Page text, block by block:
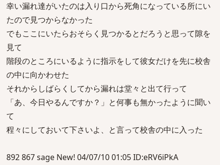
幸い漏れ達がいたのは入り口から死角になっている所にい
たので見つからなかった
でもここにいたらおそらく見つかるとだろうと思って隙を
見て
階段のところにいるように指示をして彼女だけを先に校舎
の中に向かわせた
それからしばらくしてから漏れは堂々と出て行って
「あ、今日やるんですか？」と何事も無かったように聞い
て
程々にしておいて下さいよ、と言って校舎の中に入った
892 867 sage New! 04/07/10 01:05 ID:eRV6iPkA